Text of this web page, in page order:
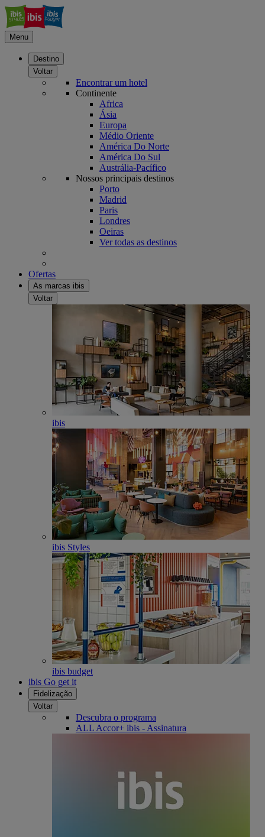
Menu
Destino
Voltar
Encontrar um hotel
Continente
Africa
Ásia
Europa
Médio Oriente
América Do Norte
América Do Sul
Austrália-Pacífico
Nossos principais destinos
Porto
Madrid
Paris
Londres
Oeiras
Ver todas as destinos
Ofertas
As marcas ibis
Voltar
ibis
ibis Styles
ibis budget
ibis Go get it
Fidelização
Voltar
Descubra o programa
ALL Accor+ ibis - Assinatura